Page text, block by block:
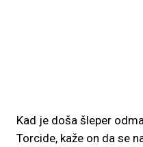
Kad je doša šleper
Torcide, kaže on da se